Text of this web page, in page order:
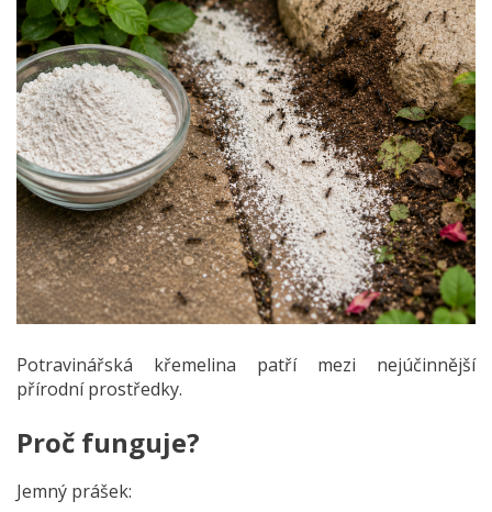
Potravinářská křemelina patří mezi nejúčinnější
přírodní prostředky.
Proč funguje?
Jemný prášek: